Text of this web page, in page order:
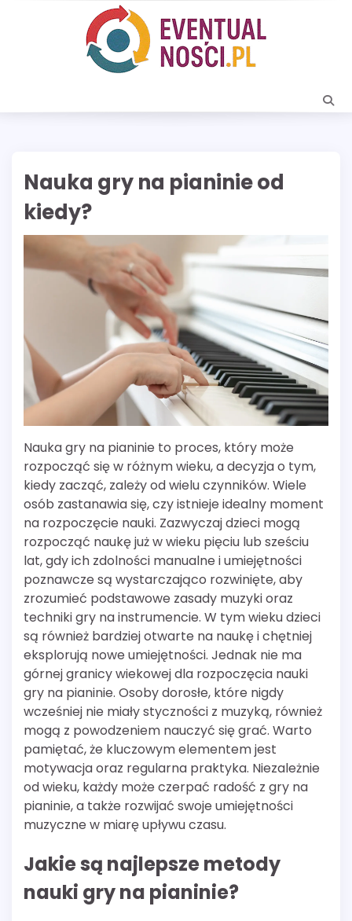
Nauka gry na pianinie od
kiedy?
Nauka gry na pianinie to proces, który może
rozpocząć się w różnym wieku, a decyzja o tym,
kiedy zacząć, zależy od wielu czynników. Wiele
osób zastanawia się, czy istnieje idealny moment
na rozpoczęcie nauki. Zazwyczaj dzieci mogą
rozpocząć naukę już w wieku pięciu lub sześciu
lat, gdy ich zdolności manualne i umiejętności
poznawcze są wystarczająco rozwinięte, aby
zrozumieć podstawowe zasady muzyki oraz
techniki gry na instrumencie. W tym wieku dzieci
są również bardziej otwarte na naukę i chętniej
eksplorują nowe umiejętności. Jednak nie ma
górnej granicy wiekowej dla rozpoczęcia nauki
gry na pianinie. Osoby dorosłe, które nigdy
wcześniej nie miały styczności z muzyką, również
mogą z powodzeniem nauczyć się grać. Warto
pamiętać, że kluczowym elementem jest
motywacja oraz regularna praktyka. Niezależnie
od wieku, każdy może czerpać radość z gry na
pianinie, a także rozwijać swoje umiejętności
muzyczne w miarę upływu czasu.
Jakie są najlepsze metody
nauki gry na pianinie?